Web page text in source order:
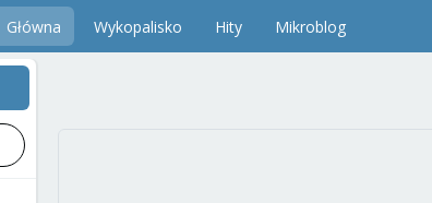
Główna Wykopalisko Hity Mikroblog